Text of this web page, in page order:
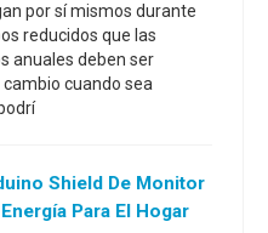
por sí mismos durante
reducidos que las
anuales deben ser
cuando sea
Shield De Monitor
Para El Hogar